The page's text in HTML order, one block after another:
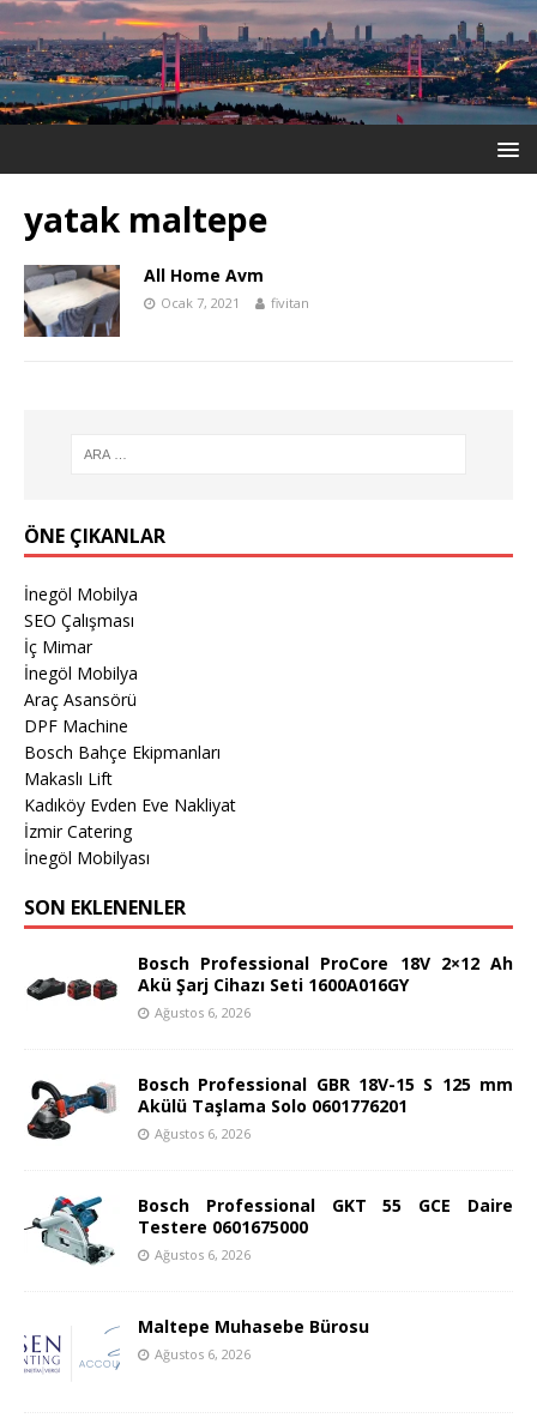
yatak maltepe
All Home Avm
Ocak 7, 2021 fivitan
ÖNE ÇIKANLAR
İnegöl Mobilya
SEO Çalışması
İç Mimar
İnegöl Mobilya
Araç Asansörü
DPF Machine
Bosch Bahçe Ekipmanları
Makaslı Lift
Kadıköy Evden Eve Nakliyat
İzmir Catering
İnegöl Mobilyası
SON EKLENENLER
Bosch Professional ProCore 18V 2×12 Ah
Akü Şarj Cihazı Seti 1600A016GY
Ağustos 6, 2026
Bosch Professional GBR 18V-15 S 125 mm
Akülü Taşlama Solo 0601776201
Ağustos 6, 2026
Bosch Professional GKT 55 GCE Daire
Testere 0601675000
Ağustos 6, 2026
Maltepe Muhasebe Bürosu
Ağustos 6, 2026